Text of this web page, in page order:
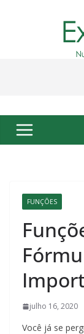
FUNÇÕES
julho 16, 2020
Você já se